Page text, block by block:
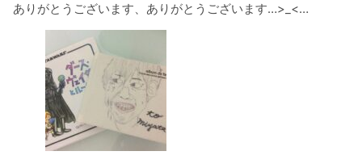
ありがとうございます、ありがとうございます…>_<…